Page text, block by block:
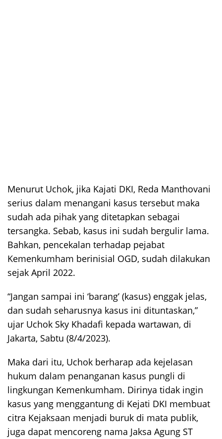
Menurut Uchok, jika Kajati DKI, Reda Manthovani
serius dalam menangani kasus tersebut maka
sudah ada pihak yang ditetapkan sebagai
tersangka. Sebab, kasus ini sudah bergulir lama.
Bahkan, pencekalan terhadap pejabat
Kemenkumham berinisial OGD, sudah dilakukan
sejak April 2022.
“Jangan sampai ini ‘barang’ (kasus) enggak jelas,
dan sudah seharusnya kasus ini dituntaskan,”
ujar Uchok Sky Khadafi kepada wartawan, di
Jakarta, Sabtu (8/4/2023).
Maka dari itu, Uchok berharap ada kejelasan
hukum dalam penanganan kasus pungli di
lingkungan Kemenkumham. Dirinya tidak ingin
kasus yang menggantung di Kejati DKI membuat
citra Kejaksaan menjadi buruk di mata publik,
juga dapat mencoreng nama Jaksa Agung ST